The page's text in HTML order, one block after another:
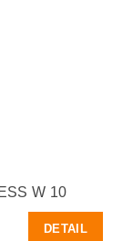
W 10
DETAIL